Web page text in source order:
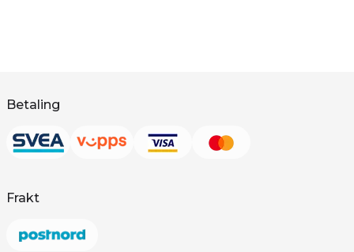
Betaling
Frakt